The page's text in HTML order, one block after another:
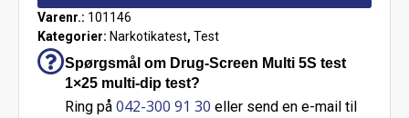
Varenr.: 101146
Kategorier: Narkotikatest, Test
Spørgsmål om Drug-Screen Multi 5S test
1×25 multi-dip test?
Ring på 042-300 91 30 eller send en e-mail til